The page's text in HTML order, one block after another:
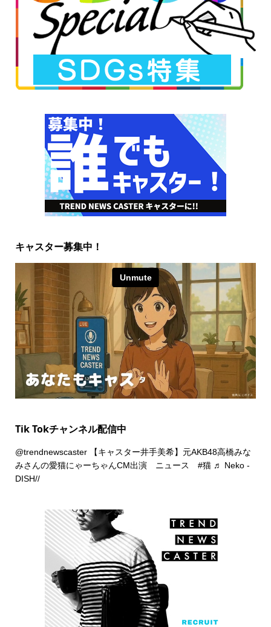
キャスター募集中！
Tik Tokチャンネル配信中
@trendnewscaster【キャスター井手美希】元AKB48高橋みな
みさんの愛猫にゃーちゃんCM出演 ニュース #猫 ♬ Neko -
DISH//